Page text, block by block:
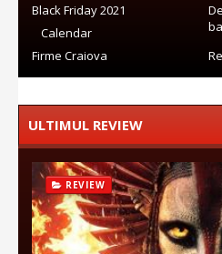
Black Friday 2021
Calendar
Firme Craiova
ULTIMUL REVIEW
REVIEW